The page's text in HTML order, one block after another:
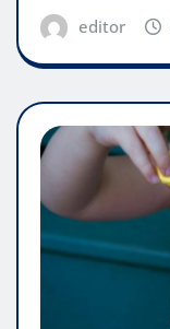
editor